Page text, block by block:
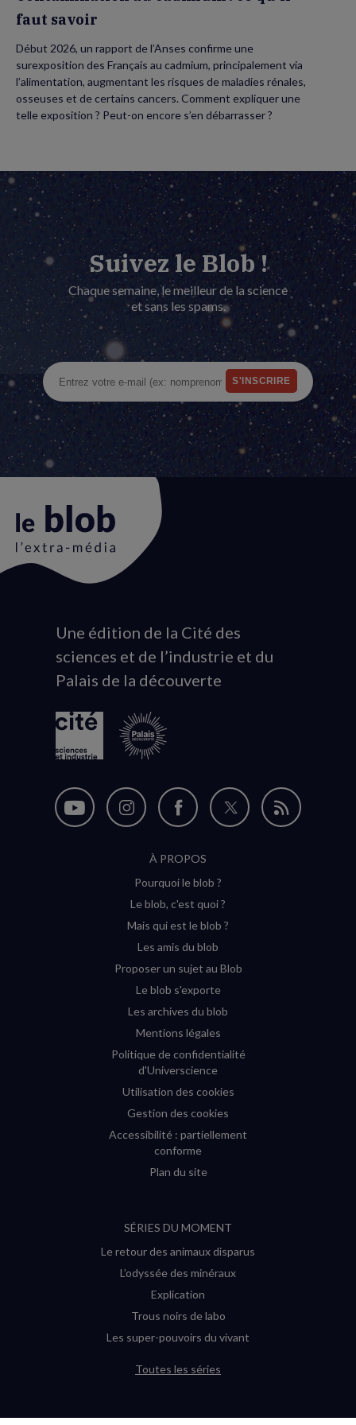
faut savoir
Début 2026, un rapport de l’Anses confirme une
surexposition des Français au cadmium, principalement via
l’alimentation, augmentant les risques de maladies rénales,
osseuses et de certains cancers. Comment expliquer une
telle exposition ? Peut-on encore s’en débarrasser ?
Suivez le Blob !
Chaque semaine, le meilleur de la science
et sans les spams.
Animation
du
logo
Une édition de la Cité des
sciences et de l’industrie et du
Palais de la découverte
Nous
Nous
Instagram
(nouvelle
Nous
sur
Facebook
(nouvelle
Nous
Flux
À PROPOS
Pourquoi le blob ?
Le blob, c'est quoi ?
Mais qui est le blob ?
Les amis du blob
Proposer un sujet au Blob
Le blob s'exporte
Les archives du blob
Mentions légales
Politique de confidentialité
d'Universcience
Utilisation des cookies
Gestion des cookies
Accessibilité : partiellement
conforme
Plan du site
SÉRIES DU MOMENT
Le retour des animaux disparus
L’odyssée des minéraux
Explication
Trous noirs de labo
Les super-pouvoirs du vivant
Toutes les séries